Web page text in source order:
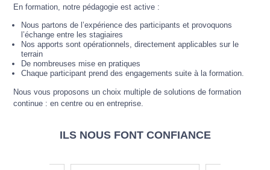
En formation, notre pédagogie est active :
Nous partons de l’expérience des participants et provoquons
l’échange entre les stagiaires
Nos apports sont opérationnels, directement applicables sur le
terrain
De nombreuses mise en pratiques
Chaque participant prend des engagements suite à la formation.
Nous vous proposons un choix multiple de solutions de formation
continue : en centre ou en entreprise.
ILS NOUS FONT CONFIANCE